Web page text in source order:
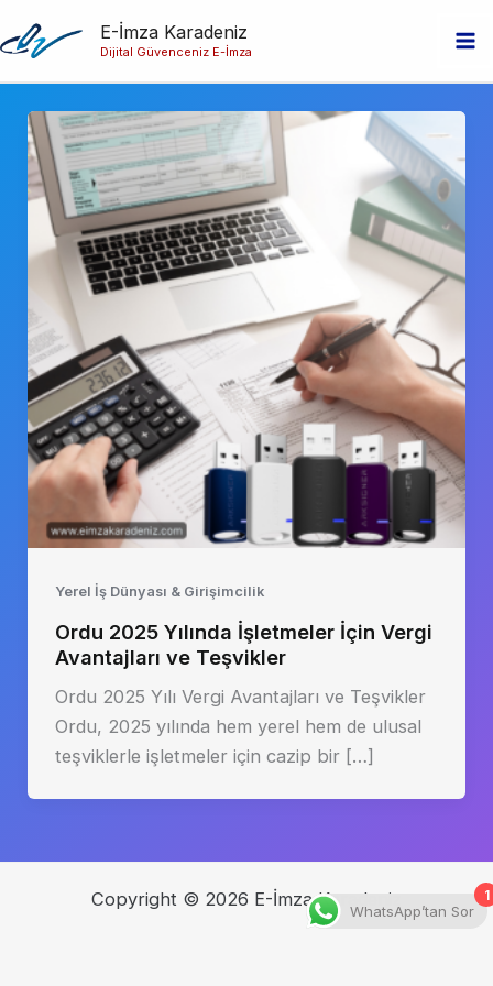
atla
E-İmza Karadeniz
Dijital Güvenceniz E-İmza
Yerel İş Dünyası & Girişimcilik
Ordu 2025 Yılında İşletmeler İçin Vergi
Avantajları ve Teşvikler
Ordu 2025 Yılı Vergi Avantajları ve Teşvikler
Ordu, 2025 yılında hem yerel hem de ulusal
teşviklerle işletmeler için cazip bir […]
Copyright © 2026 E-İmza Karadeniz 1
WhatsApp’tan Sor